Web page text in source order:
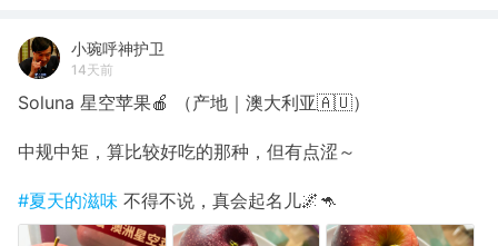
小琬呼神护卫
14天前
Soluna 星空苹果🍎 （产地｜澳大利亚🇦🇺）
中规中矩，算比较好吃的那种，但有点涩～
#夏天的滋味 不得不说，真会起名儿🌌🦘